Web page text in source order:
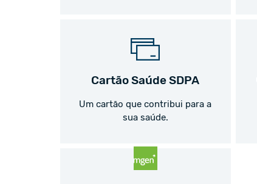
Cartão Saúde SDPA
Um cartão que contribui para a
sua saúde.